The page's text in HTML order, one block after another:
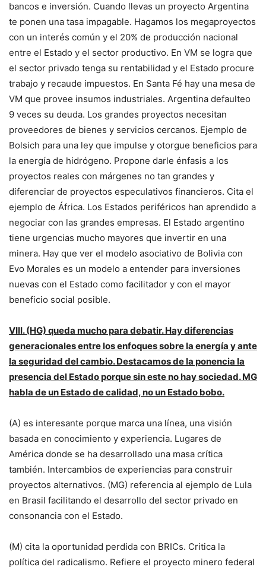
bancos e inversión. Cuando llevas un proyecto Argentina
te ponen una tasa impagable. Hagamos los megaproyectos
con un interés común y el 20% de producción nacional
entre el Estado y el sector productivo. En VM se logra que
el sector privado tenga su rentabilidad y el Estado procure
trabajo y recaude impuestos. En Santa Fé hay una mesa de
VM que provee insumos industriales. Argentina defaulteo
9 veces su deuda. Los grandes proyectos necesitan
proveedores de bienes y servicios cercanos. Ejemplo de
Bolsich para una ley que impulse y otorgue beneficios para
la energía de hidrógeno. Propone darle énfasis a los
proyectos reales con márgenes no tan grandes y
diferenciar de proyectos especulativos financieros. Cita el
ejemplo de África. Los Estados periféricos han aprendido a
negociar con las grandes empresas. El Estado argentino
tiene urgencias mucho mayores que invertir en una
minera. Hay que ver el modelo asociativo de Bolivia con
Evo Morales es un modelo a entender para inversiones
nuevas con el Estado como facilitador y con el mayor
beneficio social posible.
VIII. (HG) queda mucho para debatir. Hay diferencias
generacionales entre los enfoques sobre la energía y ante
la seguridad del cambio. Destacamos de la ponencia la
presencia del Estado porque sin este no hay sociedad. MG
habla de un Estado de calidad, no un Estado bobo.
(A) es interesante porque marca una línea, una visión
basada en conocimiento y experiencia. Lugares de
América donde se ha desarrollado una masa crítica
también. Intercambios de experiencias para construir
proyectos alternativos. (MG) referencia al ejemplo de Lula
en Brasil facilitando el desarrollo del sector privado en
consonancia con el Estado.
(M) cita la oportunidad perdida con BRICs. Critica la
política del radicalismo. Refiere el proyecto minero federal